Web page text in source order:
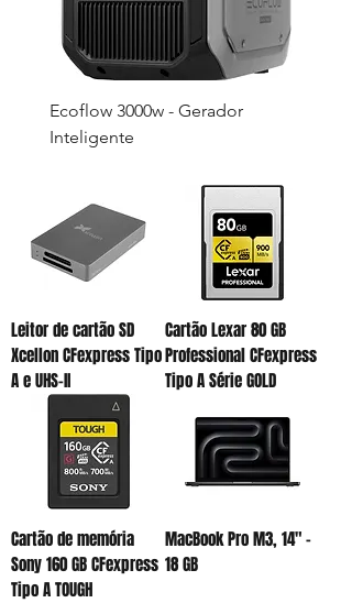
Leitor de cartão SD
Xcellon CFexpress Tipo
A e UHS-II
Cartão Lexar 80 GB
Professional CFexpress
Tipo A Série GOLD
Cartão de memória
Sony 160 GB CFexpress
Tipo A TOUGH
MacBook Pro M3, 14" -
18 GB
Ecoflow 3000w - Gerador
Inteligente